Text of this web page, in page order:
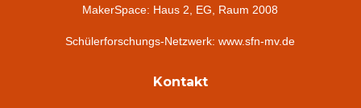
MakerSpace: Haus 2, EG, Raum 2008
Schülerforschungs-Netzwerk: www.sfn-mv.de
Kontakt